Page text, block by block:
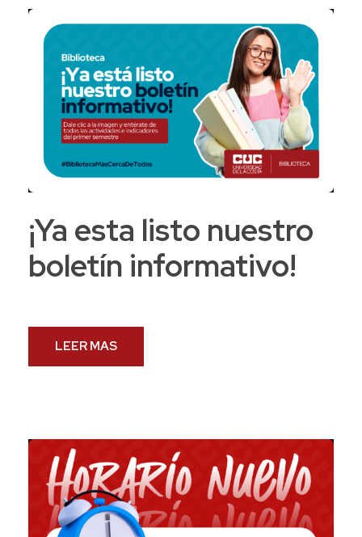
¡Ya esta listo nuestro
boletín informativo!
LEER MAS